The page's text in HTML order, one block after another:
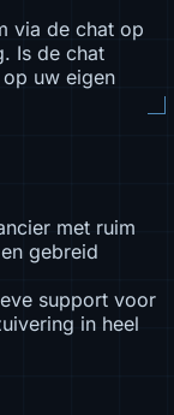
via de chat op
Is de chat
uw eigen
met ruim
gebreid
support voor
in heel